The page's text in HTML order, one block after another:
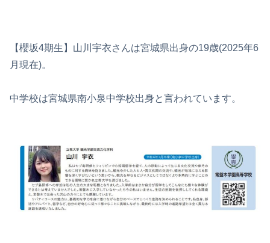
【櫻坂4期生】山川宇衣さんは宮城県出身の19歳(2025年6
月現在)。
中学校は宮城県南小泉中学校出身と言われています。